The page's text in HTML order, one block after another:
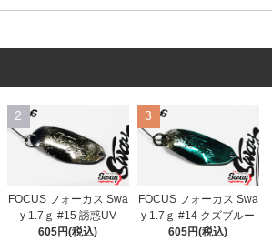
2
FOCUS フォーカス Swa
y 1.7ｇ #15 誘惑UV
605円(税込)
3
FOCUS フォーカス Swa
y 1.7ｇ #14 クズブルー
605円(税込)